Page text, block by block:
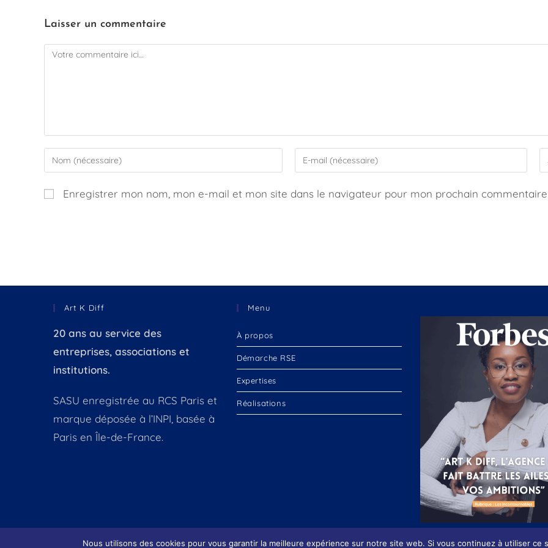
Laisser un commentaire
Enregistrer mon nom, mon e-mail et mon site dans le navigateur pour mon prochain
Art K Diff
20 ans au service des
entreprises, associations et
institutions.
SASU enregistrée au RCS Paris et
marque déposée à l’INPI, basée à
Paris en Île-de-France.
Menu
À propos
Démarche RSE
Expertises
Réalisations
Nous utilisons des cookies pour vous garantir la meilleure expérience sur notre site web. Si vous continuez à utiliser